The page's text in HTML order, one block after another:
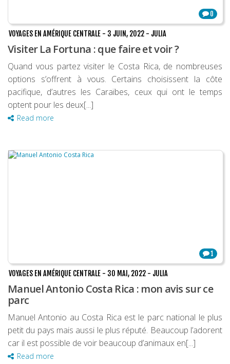
0
VOYAGES EN AMÉRIQUE CENTRALE - 3 JUIN, 2022 - JULIA
Visiter La Fortuna : que faire et voir ?
Quand vous partez visiter le Costa Rica, de nombreuses
options s’offrent à vous. Certains choisissent la côte
pacifique, d’autres les Caraïbes, ceux qui ont le temps
optent pour les deux[...]
Read more
1
VOYAGES EN AMÉRIQUE CENTRALE - 30 MAI, 2022 - JULIA
Manuel Antonio Costa Rica : mon avis sur ce
parc
Manuel Antonio au Costa Rica est le parc national le plus
petit du pays mais aussi le plus réputé. Beaucoup l’adorent
car il est possible de voir beaucoup d’animaux en[...]
Read more